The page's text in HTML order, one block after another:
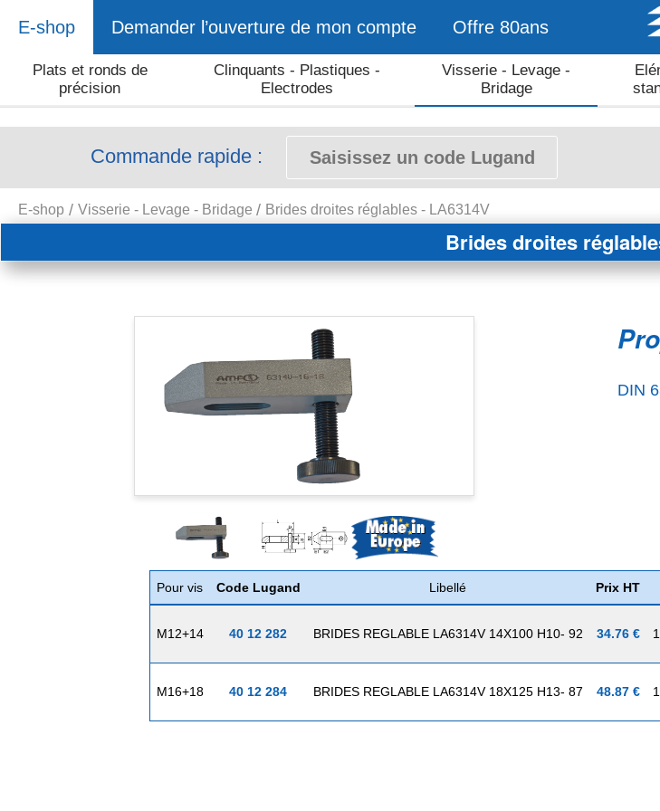
E-shop Demander l’ouverture de mon compte Offre 80ans
Plats et ronds de
précision
Clinquants - Plastiques -
Electrodes
Visserie - Levage -
Bridage
Commande rapide :
E-shop Visserie - Levage - Bridage Brides droites réglables - LA6314V
Brides droites
DIN
Pour vis Code Lugand Libellé Prix HT
M12+14 40 12 282 BRIDES REGLABLE LA6314V 14X100 H10- 92 34.76 €
M16+18 40 12 284 BRIDES REGLABLE LA6314V 18X125 H13- 87 48.87 €